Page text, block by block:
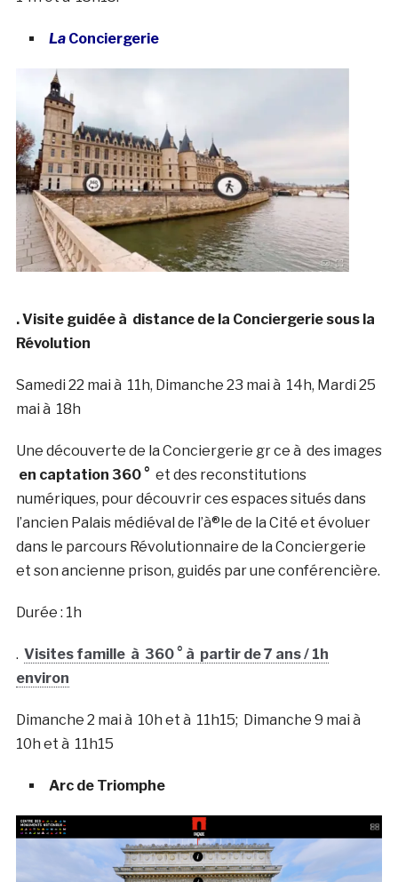
La Conciergerie
. Visite guidée à distance de la Conciergerie sous la
Révolution
Samedi 22 mai à 11h, Dimanche 23 mai à 14h, Mardi 25
mai à 18h
Une découverte de la Conciergerie gr ce à des images
en captation 360 ° et des reconstitutions
numériques, pour découvrir ces espaces situés dans
l’ancien Palais médiéval de l’à®le de la Cité et évoluer
dans le parcours Révolutionnaire de la Conciergerie
et son ancienne prison, guidés par une conférencière.
Durée : 1h
. Visites familleà 360 ° à partir de 7 ans / 1h
environ
Dimanche 2 mai à 10h et à 11h15; Dimanche 9 mai à
10h et à 11h15
Arc de Triomphe